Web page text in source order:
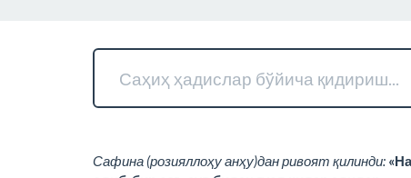
Сафина (розияллоҳу анҳу)дан ривоят қилинди: